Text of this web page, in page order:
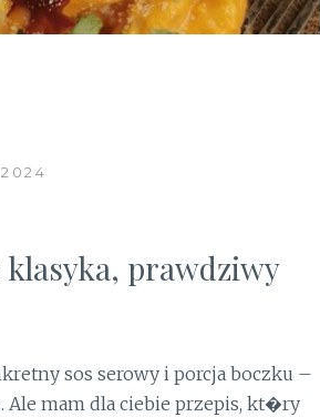
prawdziwy
sos serowy i porcja boczku –
Ale mam dla ciebie przepis, kt�ry